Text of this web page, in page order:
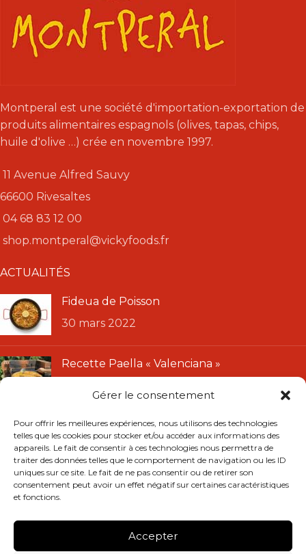
Gérer le consentement
Pour offrir les meilleures expériences, nous utilisons des technologies
telles que les cookies pour stocker et/ou accéder aux informations des
appareils. Le fait de consentir à ces technologies nous permettra de
traiter des données telles que le comportement de navigation ou les ID
uniques sur ce site. Le fait de ne pas consentir ou de retirer son
consentement peut avoir un effet négatif sur certaines caractéristiques
et fonctions.
Accepter
Montperal est une société d'importation-exportation de
produits alimentaires espagnols (olives, tapas, chips,
huile d'olive …) crée en novembre 1997.
11 Avenue Alfred Sauvy
66600 Rivesaltes
04 68 83 12 00
shop.montperal@vickyfoods.fr
ACTUALITÉS
Fideua de Poisson
30 mars 2022
Recette Paella « Valenciana »
LIENS UTILES
CGU
CGV
Mentions légales
Politique de confidentialité
RÉSEAUX SOCIAUX